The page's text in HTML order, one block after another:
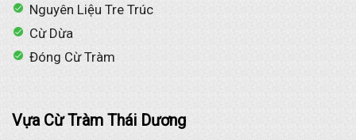
Nguyên Liệu Tre Trúc
Cừ Dừa
Đóng Cừ Tràm
Vựa Cừ Tràm Thái Dương